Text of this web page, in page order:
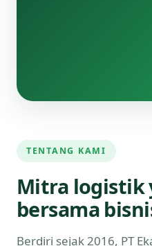
TENTANG KAMI
Mitra logistik
bersama
Berdiri sejak 2016, PT